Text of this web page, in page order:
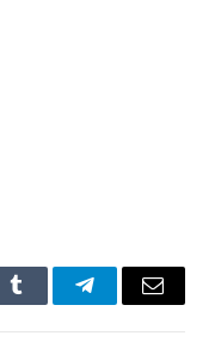
Tumblr TelegramEmail